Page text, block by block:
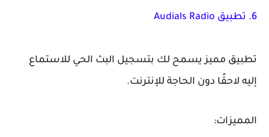
6. تطبيق Audials Radio
تطبيق مميز يسمح لك بتسجيل البث الحي للاستماع
إليه لاحقًا دون الحاجة للإنترنت.
المميزات: